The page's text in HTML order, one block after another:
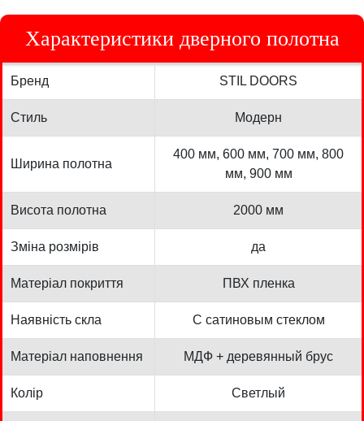
Характеристики дверного полотна
Бренд STIL DOORS
Стиль Модерн
Ширина полотна
400 мм, 600 мм, 700 мм, 800
мм, 900 мм
Висота полотна 2000 мм
Зміна розмірів да
Матеріал покриття ПВХ пленка
Наявність скла С сатиновым стеклом
Матеріал наповнення МДФ + деревянный брус
Колір Светлый